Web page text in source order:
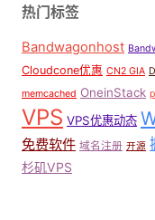
热门标签
Bandwagonhost
Cloudcone优惠 CN2 GIA
memcached OneinStack
VPS VPS优惠动态
免费软件 域名注册 开源
杉矶VPS